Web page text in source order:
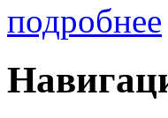
подробнее